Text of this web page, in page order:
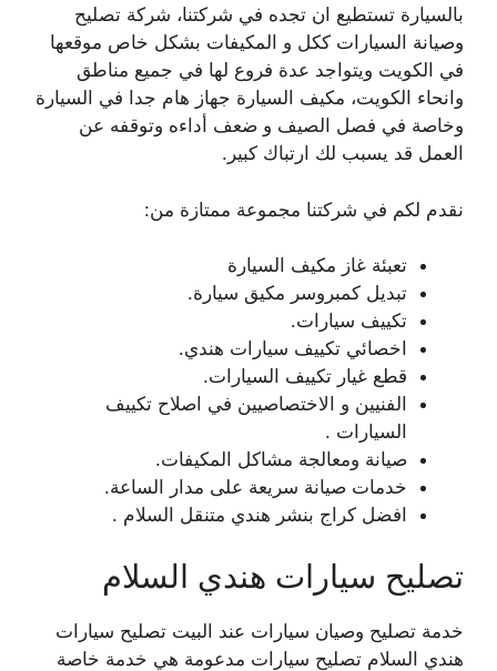
بالسيارة تستطيع ان تجده في شركتنا، شركة تصليح
وصيانة السيارات ككل و المكيفات بشكل خاص موقعها
في الكويت ويتواجد عدة فروع لها في جميع مناطق
وانحاء الكويت، مكيف السيارة جهاز هام جدا في السيارة
وخاصة في فصل الصيف و ضعف أداءه وتوقفه عن
العمل قد يسبب لك ارتباك كبير.
نقدم لكم في شركتنا مجموعة ممتازة من:
تعبئة غاز مكيف السيارة
تبديل كمبروسر مكيق سيارة.
تكييف سيارات.
اخصائي تكييف سيارات هندي.
قطع غيار تكييف السيارات.
الفنيين و الاختصاصيين في اصلاح تكييف
السيارات .
صيانة ومعالجة مشاكل المكيفات.
خدمات صيانة سريعة على مدار الساعة.
افضل كراج بنشر هندي متنقل السلام .
تصليح سيارات هندي السلام
خدمة تصليح وصيان سيارات عند البيت تصليح سيارات
هندي السلام تصليح سيارات مدعومة هي خدمة خاصة